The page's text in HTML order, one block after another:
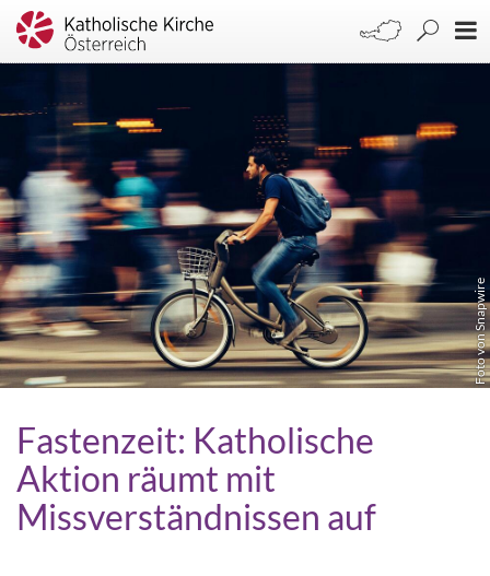
Foto von Snapwire
Fastenzeit: Katholische
Aktion räumt mit
Missverständnissen auf